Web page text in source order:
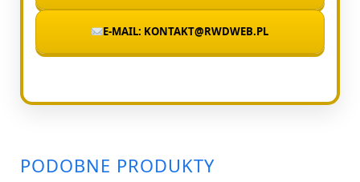
E-MAIL: KONTAKT@RWDWEB.PL
PODOBNE PRODUKTY